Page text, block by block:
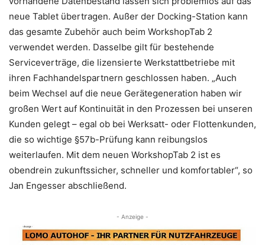
neue Tablet übertragen. Außer der Docking-Station kann
das gesamte Zubehör auch beim WorkshopTab 2
verwendet werden. Dasselbe gilt für bestehende
Serviceverträge, die lizensierte Werkstattbetriebe mit
ihren Fachhandelspartnern geschlossen haben. „Auch
beim Wechsel auf die neue Gerätegeneration haben wir
großen Wert auf Kontinuität in den Prozessen bei unseren
Kunden gelegt – egal ob bei Werksatt- oder Flottenkunden,
die so wichtige §57b-Prüfung kann reibungslos
weiterlaufen. Mit dem neuen WorkshopTab 2 ist es
obendrein zukunftssicher, schneller und komfortabler“, so
Jan Engesser abschließend.
- Anzeige -